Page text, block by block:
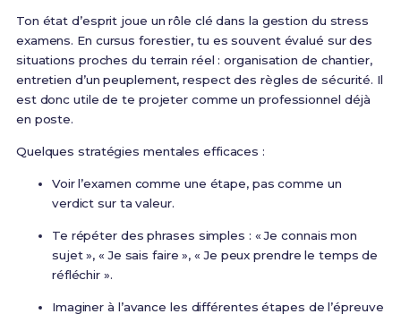
Ton état d’esprit joue un rôle clé dans la gestion du stress
examens. En cursus forestier, tu es souvent évalué sur des
situations proches du terrain réel : organisation de chantier,
entretien d’un peuplement, respect des règles de sécurité. Il
est donc utile de te projeter comme un professionnel déjà
en poste.
Quelques stratégies mentales efficaces :
Voir l’examen comme une étape, pas comme un
verdict sur ta valeur.
Te répéter des phrases simples : « Je connais mon
sujet », « Je sais faire », « Je peux prendre le temps de
réfléchir ».
Imaginer à l’avance les différentes étapes de l’épreuve